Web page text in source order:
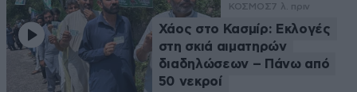
ΚΟΣΜΟΣ7 λ. πριν
Χάος στο Κασμίρ: Εκλογές
στη σκιά αιματηρών
διαδηλώσεων – Πάνω από
50 νεκροί